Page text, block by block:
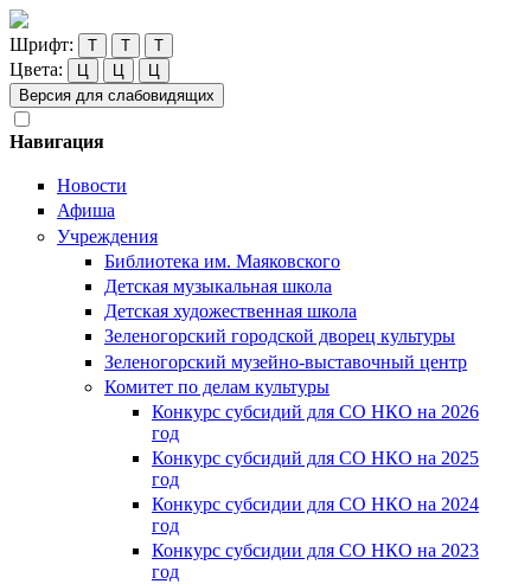
Шрифт: Т Т Т
Цвета: Ц Ц
Ц
Версия для слабовидящих
Навигация
Новости
Афиша
Учреждения
Библиотека им. Маяковского
Детская музыкальная школа
Детская художественная школа
Зеленогорский городской дворец культуры
Зеленогорский музейно-выставочный центр
Комитет по делам культуры
Конкурс субсидий для СО НКО на 2026
год
Конкурс субсидий для СО НКО на 2025
год
Конкурс субсидии для СО НКО на 2024
год
Конкурс субсидии для СО НКО на 2023
год